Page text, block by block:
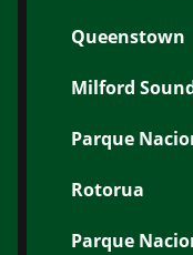
Queenstown
Milford
Parque
Rotorua
Parque